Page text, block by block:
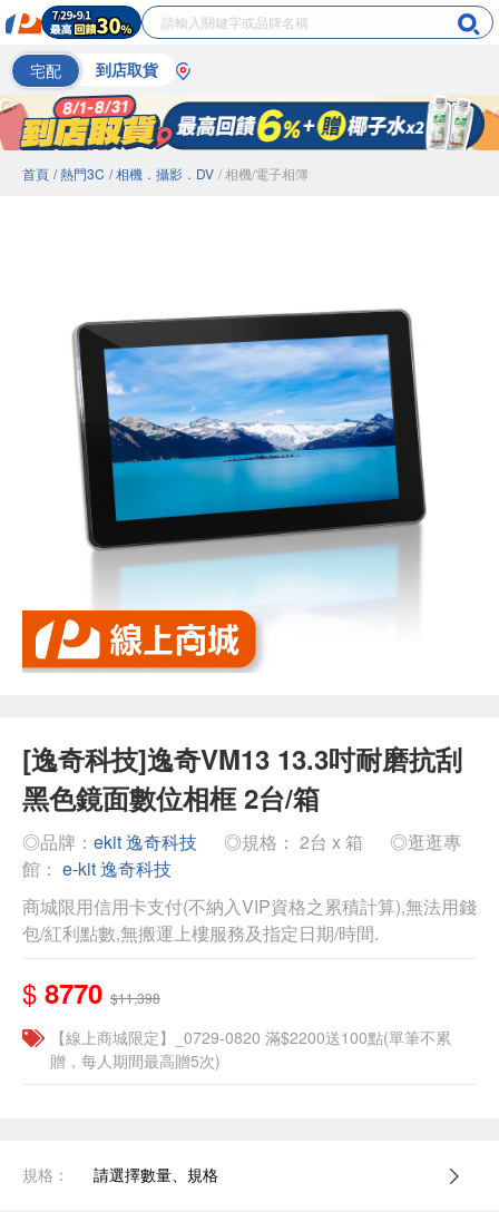
宅配 到店取貨
首頁 / 熱門3C / 相機．攝影．DV / 相機/電子相簿
[逸奇科技]逸奇VM13 13.3吋耐磨抗刮
黑色鏡面數位相框 2台/箱
◎品牌： ekit 逸奇科技 ◎規格： 2台 x 箱
◎逛逛專
館： e-kit 逸奇科技
商城限用信用卡支付(不納入VIP資格之累積計算),無法用錢
包/紅利點數,無搬運上樓服務及指定日期/時間.
$ 8770 $11,398
【線上商城限定】_0729-0820 滿$2200送100點(單筆不累
贈，每人期間最高贈5次)
規格： 請選擇數量、規格